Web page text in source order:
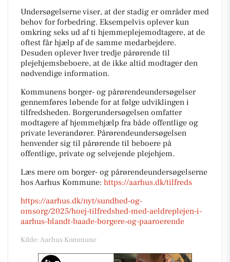
Undersøgelserne viser, at der stadig er områder med
behov for forbedring. Eksempelvis oplever kun
omkring seks ud af ti hjemmeplejemodtagere, at de
oftest får hjælp af de samme medarbejdere.
Desuden oplever hver tredje pårørende til
plejehjemsbeboere, at de ikke altid modtager den
nødvendige information.
Kommunens borger- og pårørendeundersøgelser
gennemføres løbende for at følge udviklingen i
tilfredsheden. Borgerundersøgelsen omfatter
modtagere af hjemmehjælp fra både offentlige og
private leverandører. Pårørendeundersøgelsen
henvender sig til pårørende til beboere på
offentlige, private og selvejende plejehjem.
Læs mere om borger- og pårørendeundersøgelserne
hos Aarhus Kommune: https://aarhus.dk/tilfreds
https://aarhus.dk/nyt/sundhed-og-
omsorg/2025/hoej-tilfredshed-med-aeldreplejen-i-
aarhus-blandt-baade-borgere-og-paaroerende
Kilde: Aarhus Kommune